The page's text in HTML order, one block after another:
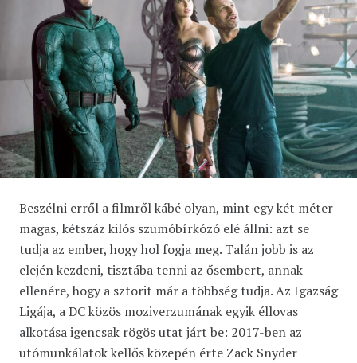
Beszélni erről a filmről kábé olyan, mint egy két méter
magas, kétszáz kilós szumóbírkózó elé állni: azt se
tudja az ember, hogy hol fogja meg. Talán jobb is az
elején kezdeni, tisztába tenni az ősembert, annak
ellenére, hogy a sztorit már a többség tudja. Az Igazság
Ligája, a DC közös moziverzumának egyik éllovas
alkotása igencsak rögös utat járt be: 2017-ben az
utómunkálatok kellős közepén érte Zack Snyder